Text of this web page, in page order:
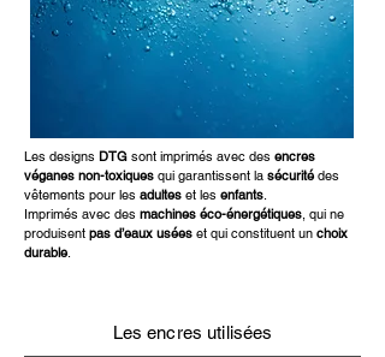
Les designs DTG sont imprimés avec des encres
véganes non-toxiques qui garantissent la sécurité des
vêtements pour les adultes et les enfants
Imprimés avec des machines éco-énergétiques , qui ne
produisent pas d’eaux usées et qui constituent un choix
durable
Les encres utilisées